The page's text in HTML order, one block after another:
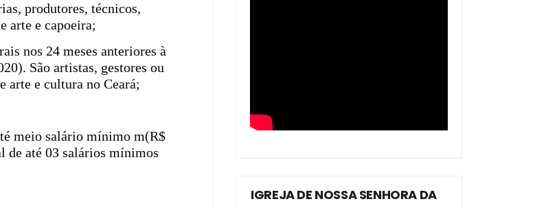
produtores, técnicos,
arte e capoeira;
nos 24 meses anteriores à
São artistas, gestores ou
arte e cultura no Ceará;
meio salário mínimo m(R$
de até 03 salários mínimos
IGREJA DE NOSSA SENHORA DA